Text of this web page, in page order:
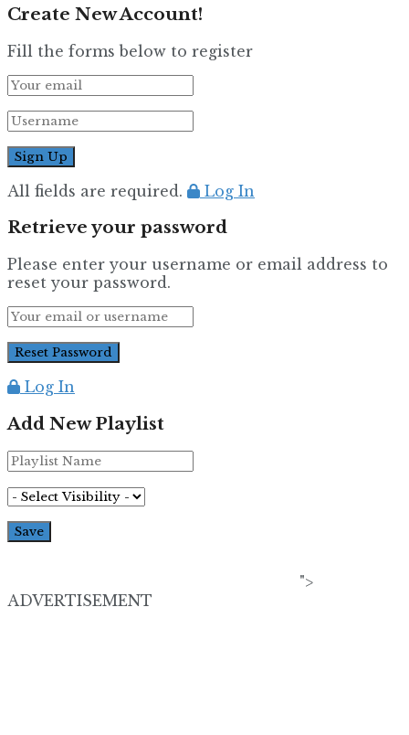
Create New Account!
Fill the forms below to register
All fields are required. Log In
Retrieve your password
Please enter your username or email address to
reset your password.
Log In
Add New Playlist
">
ADVERTISEMENT